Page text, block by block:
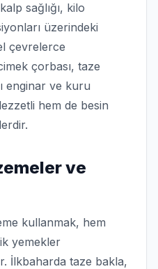
sağlığı, kilo
üzerindeki
çevrelerce
çorbası, taze
enginar ve kuru
hem de besin
ve
kullanmak, hem
yemekler
İlkbaharda taze bakla,